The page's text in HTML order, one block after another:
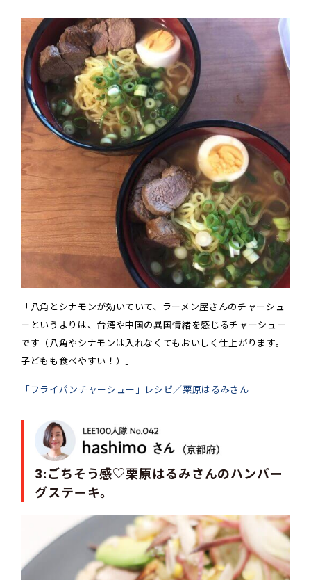
「八角とシナモンが効いていて、ラーメン屋さんのチャーシュ
ーというよりは、台湾や中国の異国情緒を感じるチャーシュー
です（八角やシナモンは入れなくてもおいしく仕上がります。
子どもも食べやすい！）」
「フライパンチャーシュー」レシピ／栗原はるみさん
3:ごちそう感♡栗原はるみさんのハンバー
グステーキ。